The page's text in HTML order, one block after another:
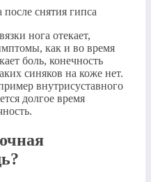
нога отекает,
как и во время
боль, конечность
синяков на коже нет.
внутрисуставного
долгое время